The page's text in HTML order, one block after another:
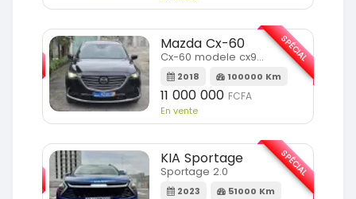
Mazda Cx-60
Cx-60 modele cx9 full option
2018 100000 Km
11 000 000 FCFA
En vente
SPÉCIAL
KIA Sportage
Sportage 2.0
2023 51000 Km
SPÉCIAL